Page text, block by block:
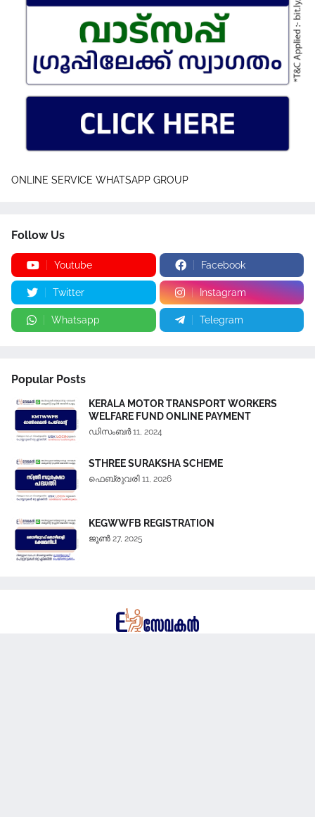
ONLINE SERVICE WHATSAPP GROUP
Follow Us
Youtube Facebook
Twitter Instagram
Whatsapp Telegram
Popular Posts
KERALA MOTOR TRANSPORT WORKERS
WELFARE FUND ONLINE PAYMENT
ഡിസംബർ 11, 2024
STHREE SURAKSHA SCHEME
ഫെബ്രുവരി 11, 2026
KEGWWFB REGISTRATION
ജൂൺ 27, 2025